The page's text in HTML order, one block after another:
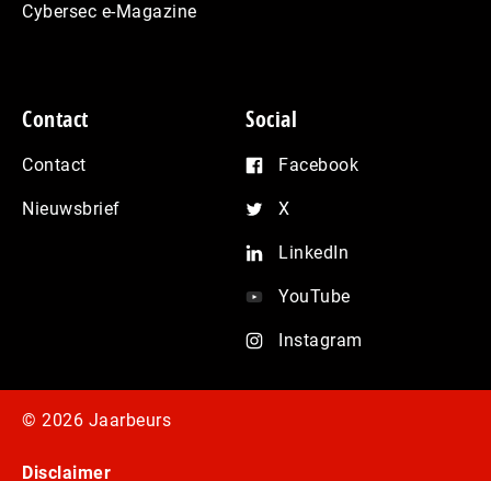
Cybersec e-Magazine
Contact
Contact
Nieuwsbrief
Social
Facebook
X
LinkedIn
YouTube
Instagram
© 2026 Jaarbeurs
Disclaimer